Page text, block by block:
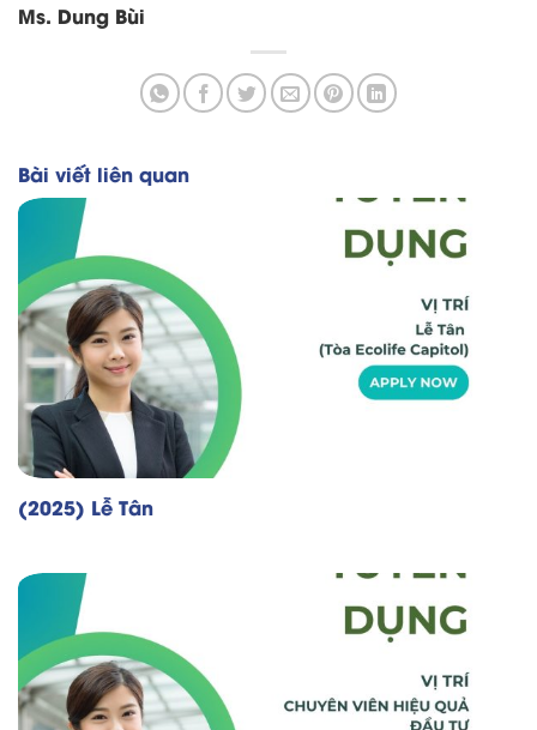
Ms. Dung Bùi
Bài viết liên quan
(2025) Lễ Tân